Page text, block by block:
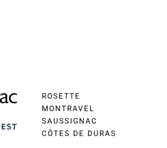
ROSETTE
MONTRAVEL
SAUSSIGNAC
CÔTES DE DURAS